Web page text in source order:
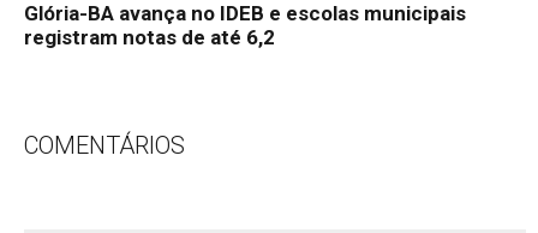
Glória-BA avança no IDEB e escolas municipais
registram notas de até 6,2
COMENTÁRIOS